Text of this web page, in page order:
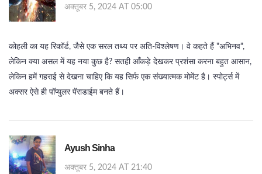
अक्तूबर 5, 2024 AT 05:00
कोहली का यह रिकॉर्ड, जैसे एक सरल तथ्य पर अति-विश्लेषण। वे कहते हैं "अभिनव",
लेकिन क्या असल में यह नया कुछ है? सतही आँकड़े देखकर प्रशंसा करना बहुत आसान,
लेकिन हमें गहराई से देखना चाहिए कि यह सिर्फ एक संख्यात्मक मोमेंट है। स्पोर्ट्स में
अक्सर ऐसे ही पॉप्युलर पॅराडाईम बनते हैं।
Ayush Sinha
अक्तूबर 5, 2024 AT 21:40